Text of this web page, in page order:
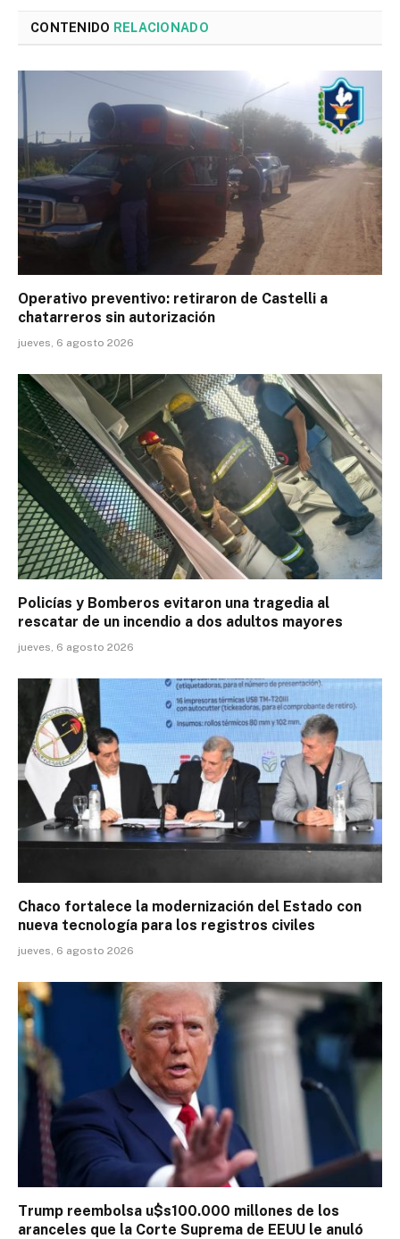
CONTENIDO RELACIONADO
Operativo preventivo: retiraron de Castelli a
chatarreros sin autorización
jueves, 6 agosto 2026
Policías y Bomberos evitaron una tragedia al
rescatar de un incendio a dos adultos mayores
jueves, 6 agosto 2026
Chaco fortalece la modernización del Estado con
nueva tecnología para los registros civiles
jueves, 6 agosto 2026
Trump reembolsa u$s100.000 millones de los
aranceles que la Corte Suprema de EEUU le anuló